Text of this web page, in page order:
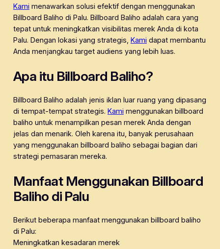
Kami menawarkan solusi efektif dengan menggunakan
Billboard Baliho di Palu. Billboard Baliho adalah cara yang
tepat untuk meningkatkan visibilitas merek Anda di kota
Palu. Dengan lokasi yang strategis, Kami dapat membantu
Anda menjangkau target audiens yang lebih luas.
Apa itu Billboard Baliho?
Billboard Baliho adalah jenis iklan luar ruang yang dipasang
di tempat-tempat strategis. Kami menggunakan billboard
baliho untuk menampilkan pesan merek Anda dengan
jelas dan menarik. Oleh karena itu, banyak perusahaan
yang menggunakan billboard baliho sebagai bagian dari
strategi pemasaran mereka.
Manfaat Menggunakan Billboard
Baliho di Palu
Berikut beberapa manfaat menggunakan billboard baliho
di Palu:
Meningkatkan kesadaran merek